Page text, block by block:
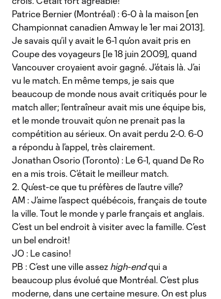
Patrice Bernier (Montréal) : 6-0 à la maison [en
Championnat canadien Amway le 1er mai 2013].
Je savais qu’il y avait le 6-1 qu’on avait pris en
Coupe des voyageurs [le 18 juin 2009], quand
Vancouver croyaient avoir gagné. J’étais là. J’ai
vu le match. En même temps, je sais que
beaucoup de monde nous avait critiqués pour le
match aller; l’entraîneur avait mis une équipe bis,
et le monde trouvait qu’on ne prenait pas la
compétition au sérieux. On avait perdu 2-0. 6-0
a répondu à l’appel, très clairement.
Jonathan Osorio (Toronto) : Le 6-1, quand De Ro
en a mis trois. C’était le meilleur match.
2. Qu’est-ce que tu préfères de l’autre ville?
AM : J’aime l’aspect québécois, français de toute
la ville. Tout le monde y parle français et anglais.
C’est un bel endroit à visiter avec la famille. C’est
un bel endroit!
JO : Le casino!
PB : C’est une ville assez high-endqui a
beaucoup plus évolué que Montréal. C’est plus
moderne, dans une certaine mesure. On est plus